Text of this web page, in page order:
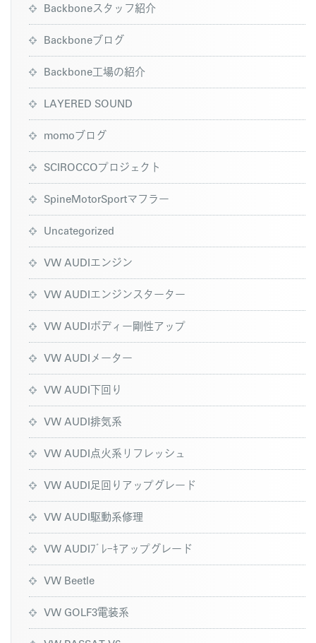
Backboneスタッフ紹介
Backboneブログ
Backbone工場の紹介
LAYERED SOUND
momoブログ
SCIROCCOプロジェクト
SpineMotorSportマフラー
Uncategorized
VW AUDIエンジン
VW AUDIエンジンスターター
VW AUDIボディー剛性アップ
VW AUDIメーター
VW AUDI下回り
VW AUDI排気系
VW AUDI点火系リフレッシュ
VW AUDI足回りアップグレード
VW AUDI駆動系修理
VW AUDIﾌﾞﾚｰｷアップグレード
VW Beetle
VW GOLF3電装系